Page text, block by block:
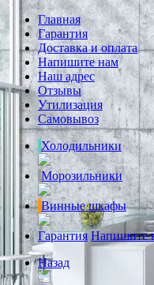
Главная
Гарантия
Доставка и оплата
Напишите нам
Наш адрес
Отзывы
Утилизация
Самовывоз
Холодильники
Морозильники
Винные шкафы
Гарантия Напишите
Назад